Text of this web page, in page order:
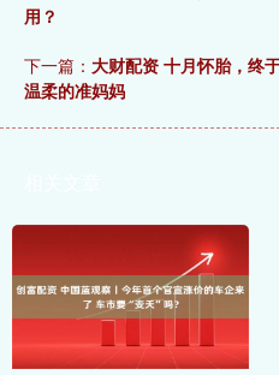
用？
下一篇： 大财配资 十月怀胎，
温柔的准妈妈